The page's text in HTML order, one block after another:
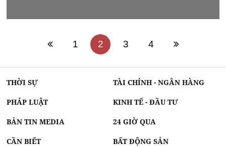
1 2 3 4
THỜI SỰ TÀI CHÍNH - NGÂN HÀNG
PHÁP LUẬT KINH TẾ - ĐẦU TƯ
BẢN TIN MEDIA 24 GIỜ QUA
CẦN BIẾT BẤT ĐỘNG SẢN